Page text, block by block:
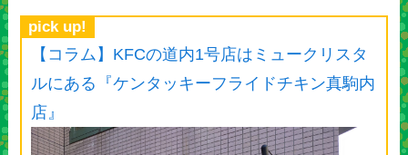
pick up!
【コラム】KFCの道内1号店はミュークリスタ
ルにある『ケンタッキーフライドチキン真駒内
店』